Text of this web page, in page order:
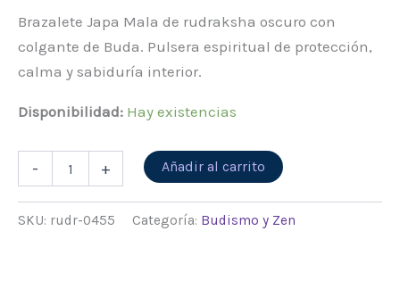
Brazalete Japa Mala de rudraksha oscuro con
colgante de Buda. Pulsera espiritual de protección,
calma y sabiduría interior.
Disponibilidad: Hay existencias
- + Añadir al carrito
SKU: rudr-0455 Categoría: Budismo y Zen